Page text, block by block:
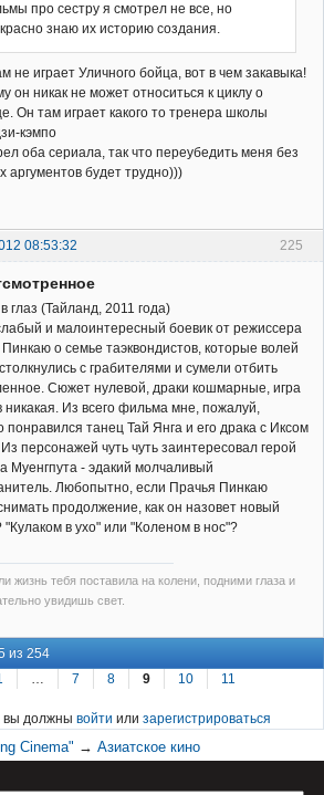
про сестру я смотрел не все, но
знаю их историю создания.
не играет Уличного бойца, вот в чем закавыка!
он никак не может относиться к циклу о
Он там играет какого то тренера школы
кэмпо
оба сериала, так что переубедить меня без
аргументов будет трудно)))
225
08:53:32
глаз (Тайланд, 2011 года)
и малоинтересный боевик от режиссера
о семье таэквондистов, которые волей
с грабителями и сумели отбить
Сюжет нулевой, драки кошмарные, игра
никакая. Из всего фильма мне, пожалуй,
понравился танец Тай Янга и его драка с Иксом
персонажей чуть чуть заинтересовал герой
Муенгпута - эдакий молчаливый
Любопытно, если Прачья Пинкаю
продолжение, как он назовет новый
в ухо" или "Коленом в нос"?
жизнь тебя поставила на колени, подними глаза и
увидишь свет.
из 254
… 7 8 9 10
11
вы должны войти или зарегистрироваться
Cinema" →Азиатское кино